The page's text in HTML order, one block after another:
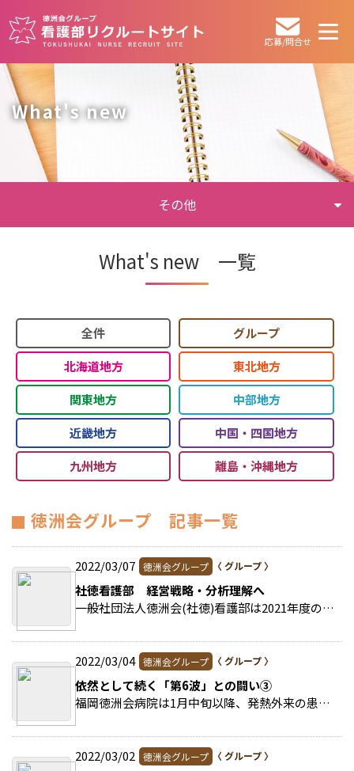
応募/問合せ
What's new
What's new 一覧
全件
グループ
北海道地方
東北地方
関東地方
中部地方
近畿地方
中国・四国地方
九州地方
離島・沖縄地方
徳洲会グループ 記事一覧
2022/03/07 徳洲会グループ
社徳看護部 経営戦略・分析理解へ
一般社団法人徳洲会(社徳)看護部は2021年度の副看護部長研修をオンラインで行った。 >>続きを読む
2022/03/04 徳洲会グループ
依然として続く「第6波」との闘い③
福岡徳洲会病院は1月中旬以降、発熱外来の患者さんが増加の一途。 >>続きを読む
2022/03/02 徳洲会グループ
その他